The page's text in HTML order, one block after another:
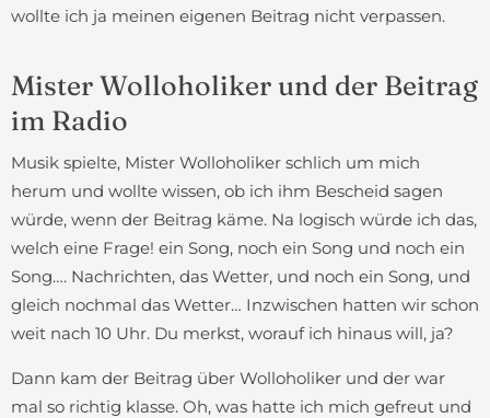
wollte ich ja meinen eigenen Beitrag nicht verpassen.
Mister Wolloholiker und der Beitrag
im Radio
Musik spielte, Mister Wolloholiker schlich um mich
herum und wollte wissen, ob ich ihm Bescheid sagen
würde, wenn der Beitrag käme. Na logisch würde ich das,
welch eine Frage! ein Song, noch ein Song und noch ein
Song…. Nachrichten, das Wetter, und noch ein Song, und
gleich nochmal das Wetter… Inzwischen hatten wir schon
weit nach 10 Uhr. Du merkst, worauf ich hinaus will, ja?
Dann kam der Beitrag über Wolloholiker und der war
mal so richtig klasse. Oh, was hatte ich mich gefreut und